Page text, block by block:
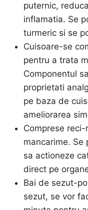
puternic,
inflamatia. Se
turmeric si se
Cuisoare-se
pentru a trata
Componentul
proprietati
pe baza de
ameliorarea
Comprese
mancarime. Se
sa actioneze
direct pe
Bai de sezut-
sezut, se vor